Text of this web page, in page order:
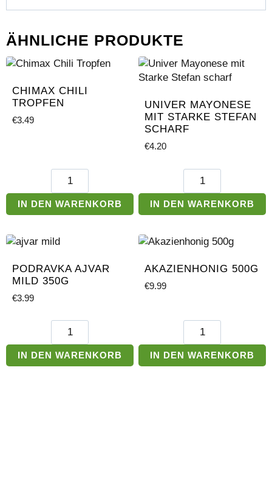
ÄHNLICHE PRODUKTE
CHIMAX CHILI
TROPFEN
€3.49
Chimax
Tropfen
Menge
IN DEN WARENKORB
UNIVER MAYONESE
MIT STARKE STEFAN
SCHARF
€4.20
Univer
mit
Starke
scharf
IN DEN WARENKORB
PODRAVKA AJVAR
MILD 350G
€3.99
Podravka
Ajvar
mild
350g
IN DEN WARENKORB
AKAZIENHONIG 500G
€9.99
Akazienhonig
500g
Menge
IN DEN WARENKORB